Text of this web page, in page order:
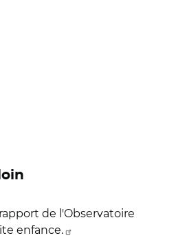
de l'Observatoire
enfance.